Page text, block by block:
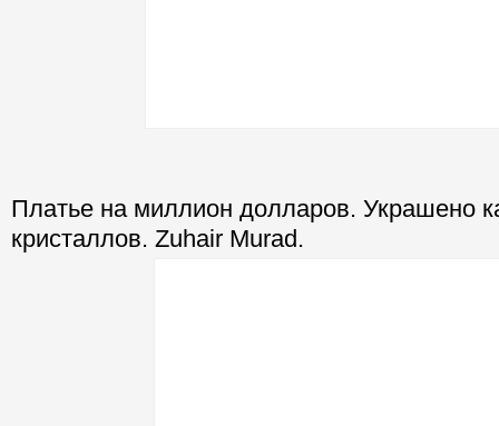
Платье на миллион долларов. Украшено
кристаллов. Zuhair Murad.